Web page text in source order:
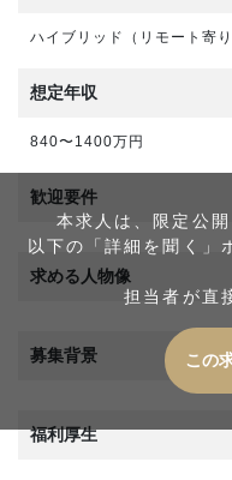
ハイブリッド（リモート寄り
想定年収
840〜1400万円
本求人は、限定公
以下の「詳細を聞く」
担当者が直
この
歓迎要件
求める人物像
募集背景
福利厚生